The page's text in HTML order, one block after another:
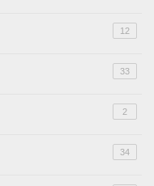
12
33
2
34